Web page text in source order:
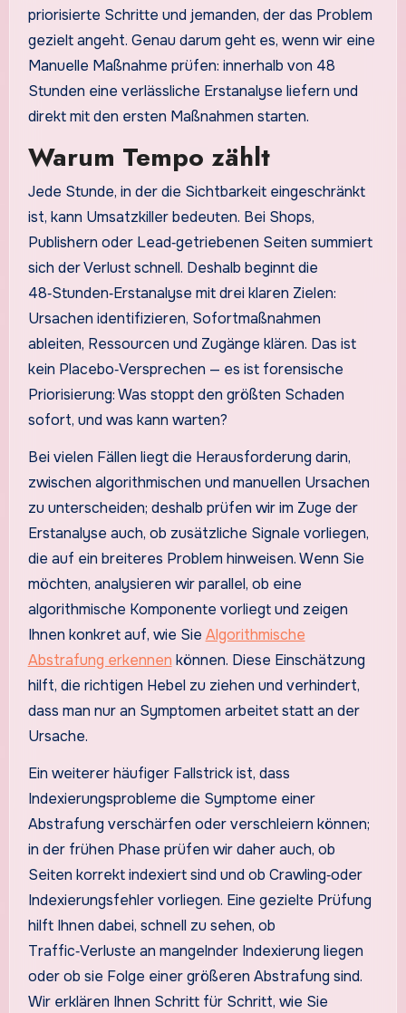
priorisierte Schritte und jemanden, der das Problem
gezielt angeht. Genau darum geht es, wenn wir eine
Manuelle Maßnahme prüfen: innerhalb von 48
Stunden eine verlässliche Erstanalyse liefern und
direkt mit den ersten Maßnahmen starten.
Warum Tempo zählt
Jede Stunde, in der die Sichtbarkeit eingeschränkt
ist, kann Umsatzkiller bedeuten. Bei Shops,
Publishern oder Lead‑getriebenen Seiten summiert
sich der Verlust schnell. Deshalb beginnt die
48‑Stunden‑Erstanalyse mit drei klaren Zielen:
Ursachen identifizieren, Sofortmaßnahmen
ableiten, Ressourcen und Zugänge klären. Das ist
kein Placebo‑Versprechen — es ist forensische
Priorisierung: Was stoppt den größten Schaden
sofort, und was kann warten?
Bei vielen Fällen liegt die Herausforderung darin,
zwischen algorithmischen und manuellen Ursachen
zu unterscheiden; deshalb prüfen wir im Zuge der
Erstanalyse auch, ob zusätzliche Signale vorliegen,
die auf ein breiteres Problem hinweisen. Wenn Sie
möchten, analysieren wir parallel, ob eine
algorithmische Komponente vorliegt und zeigen
Ihnen konkret auf, wie Sie Algorithmische
Abstrafung erkennen können. Diese Einschätzung
hilft, die richtigen Hebel zu ziehen und verhindert,
dass man nur an Symptomen arbeitet statt an der
Ursache.
Ein weiterer häufiger Fallstrick ist, dass
Indexierungsprobleme die Symptome einer
Abstrafung verschärfen oder verschleiern können;
in der frühen Phase prüfen wir daher auch, ob
Seiten korrekt indexiert sind und ob Crawling‑oder
Indexierungsfehler vorliegen. Eine gezielte Prüfung
hilft Ihnen dabei, schnell zu sehen, ob
Traffic‑Verluste an mangelnder Indexierung liegen
oder ob sie Folge einer größeren Abstrafung sind.
Wir erklären Ihnen Schritt für Schritt, wie Sie